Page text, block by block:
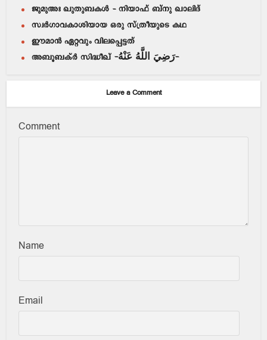
ജുമുഅഃ ഖുതുബകൾ – നിയാഫ് ബ്നു ഖാലിദ്
സ്വർഗാവകാശിയായ ഒരു സ്ത്രീയുടെ കഥ
ഈമാൻ ഏറ്റവും വിലപ്പെട്ടത്
അബൂബക്‌ർ സിദ്ധീഖ് -رَضِيَ اللَّهُ عَنْهُ-
Leave a Comment
Comment
Name
Email